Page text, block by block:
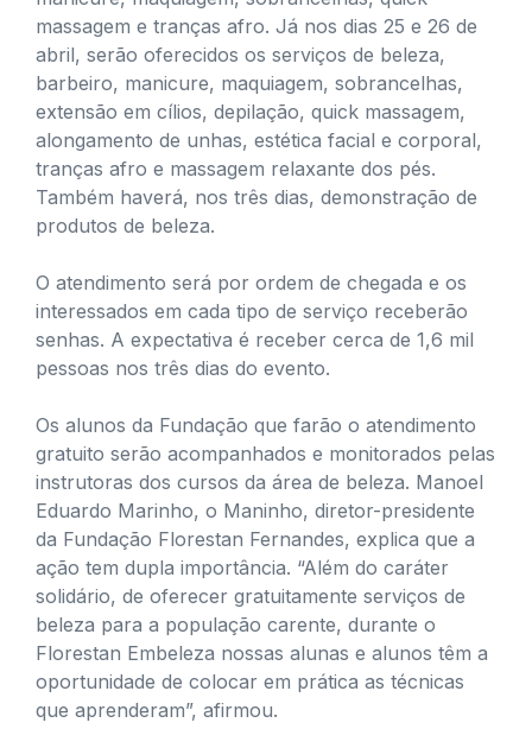
massagem e tranças afro. Já nos dias 25 e 26 de
abril, serão oferecidos os serviços de beleza,
barbeiro, manicure, maquiagem, sobrancelhas,
extensão em cílios, depilação, quick massagem,
alongamento de unhas, estética facial e corporal,
tranças afro e massagem relaxante dos pés.
Também haverá, nos três dias, demonstração de
produtos de beleza.
O atendimento será por ordem de chegada e os
interessados em cada tipo de serviço receberão
senhas. A expectativa é receber cerca de 1,6 mil
pessoas nos três dias do evento.
Os alunos da Fundação que farão o atendimento
gratuito serão acompanhados e monitorados pelas
instrutoras dos cursos da área de beleza. Manoel
Eduardo Marinho, o Maninho, diretor-presidente
da Fundação Florestan Fernandes, explica que a
ação tem dupla importância. “Além do caráter
solidário, de oferecer gratuitamente serviços de
beleza para a população carente, durante o
Florestan Embeleza nossas alunas e alunos têm a
oportunidade de colocar em prática as técnicas
que aprenderam”, afirmou.